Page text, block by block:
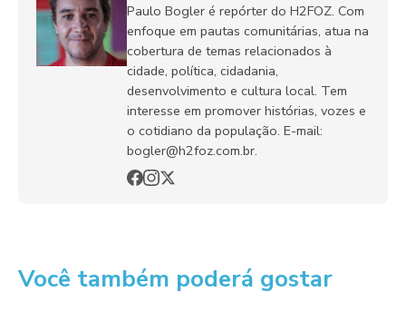
Paulo Bogler é repórter do H2FOZ. Com
enfoque em pautas comunitárias, atua na
cobertura de temas relacionados à
cidade, política, cidadania,
desenvolvimento e cultura local. Tem
interesse em promover histórias, vozes e
o cotidiano da população. E-mail:
bogler@h2foz.com.br.
Você também poderá gostar